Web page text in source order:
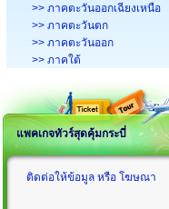
>> ภาคตะวันออกเฉียงเหนือ
>> ภาคตะวันตก
>> ภาคตะวันออก
>> ภาคใต้
แพคเกจทัวร์สุดคุ้มกระบี่
ติดต่อให้ข้อมูล หรือ โฆษณา